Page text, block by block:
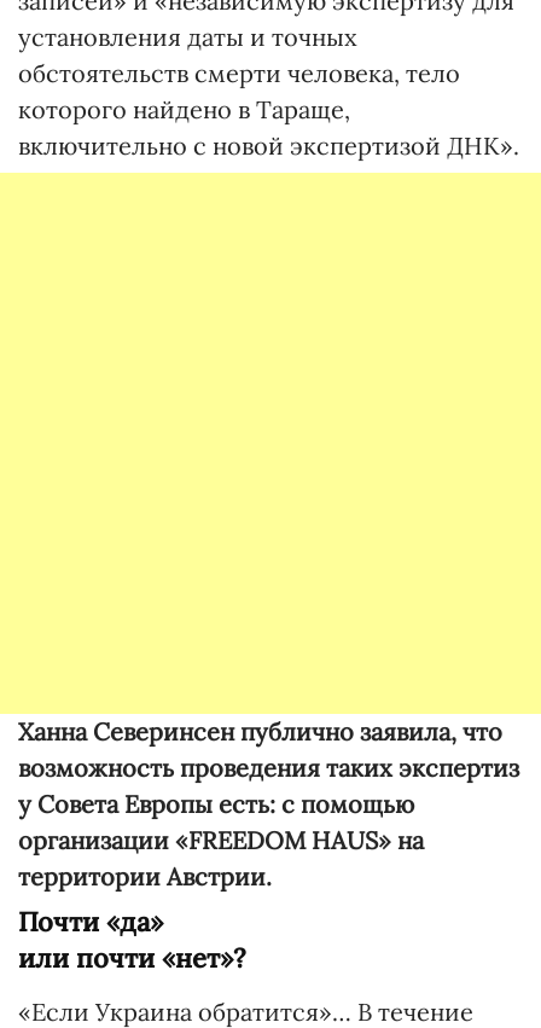
установления даты и точных
обстоятельств смерти человека, тело
которого найдено в Тараще,
включительно с новой экспертизой ДНК».
Ханна Северинсен публично заявила, что
возможность проведения таких экспертиз
у Совета Европы есть: с помощью
организации «FREEDOM HAUS» на
территории Австрии.
Почти «да»
или почти «нет»?
«Если Украина обратится»… В течение